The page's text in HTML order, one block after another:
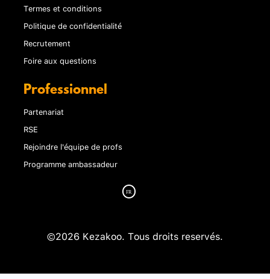
Termes et conditions
Politique de confidentialité
Recrutement
Foire aux questions
Professionnel
Partenariat
RSE
Rejoindre l'équipe de profs
Programme ambassadeur
©2026 Kezakoo. Tous droits reservés.